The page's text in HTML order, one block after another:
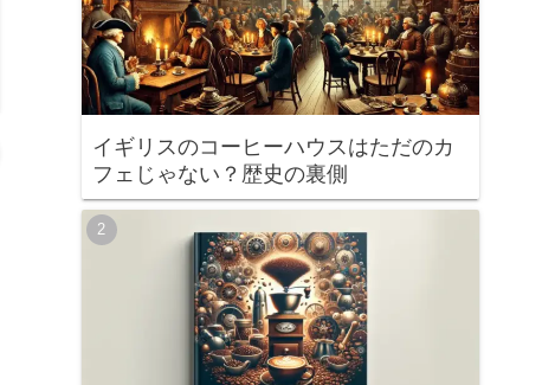
イギリスのコーヒーハウスはただのカ
フェじゃない？歴史の裏側